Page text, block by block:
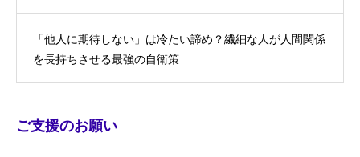
「他人に期待しない」は冷たい諦め？繊細な人が人間関係
を長持ちさせる最強の自衛策
ご支援のお願い